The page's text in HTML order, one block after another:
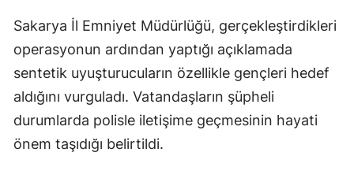
Kırıkkale
Batman
Şırnak
Bartın
Sakarya İl Emniyet Müdürlüğü, gerçekleştirdikleri
operasyonun ardından yaptığı açıklamada
sentetik uyuşturucuların özellikle gençleri hedef
aldığını vurguladı. Vatandaşların şüpheli
durumlarda polisle iletişime geçmesinin hayati
önem taşıdığı belirtildi.